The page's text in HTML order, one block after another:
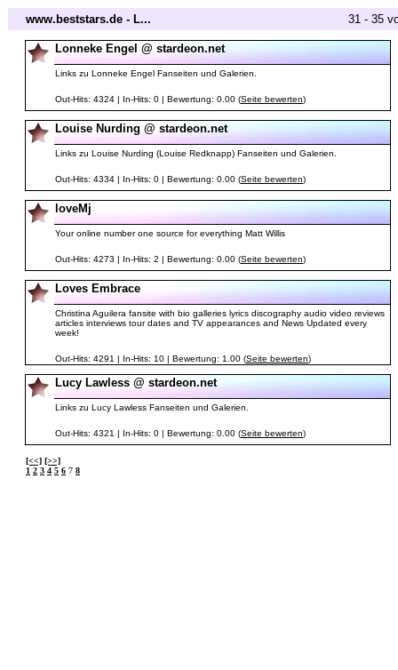
www.beststars.de - L... 31 - 35
Lonneke Engel @ stardeon.net
Links zu Lonneke Engel Fanseiten und Galerien.
Out-Hits: 4324 | In-Hits: 0 | Bewertung: 0.00 (Seite bewerten)
Louise Nurding @ stardeon.net
Links zu Louise Nurding (Louise Redknapp) Fanseiten und Galerien.
Out-Hits: 4334 | In-Hits: 0 | Bewertung: 0.00 (Seite bewerten)
loveMj
Your online number one source for everything Matt Willis
Out-Hits: 4273 | In-Hits: 2 | Bewertung: 0.00 (Seite bewerten)
Loves Embrace
Christina Aguilera fansite with bio galleries lyrics discography audio video reviews
articles interviews tour dates and TV appearances and News Updated every
week!
Out-Hits: 4291 | In-Hits: 10 | Bewertung: 1.00 (Seite bewerten)
Lucy Lawless @ stardeon.net
Links zu Lucy Lawless Fanseiten und Galerien.
Out-Hits: 4321 | In-Hits: 0 | Bewertung: 0.00 (Seite bewerten)
[<<] [>>]
1 2 3 4 5 6 7 8